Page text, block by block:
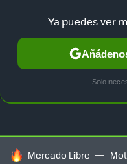
GUÍA DE
HOY SE HABLA DE
Mercado Libre
Ya puedes ver
Solo